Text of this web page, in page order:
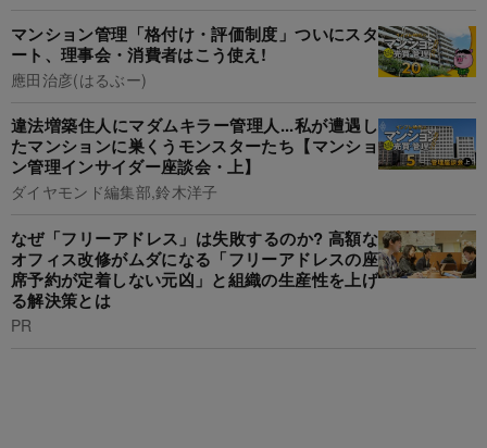
マンション管理「格付け・評価制度」ついにスタ
ート、理事会・消費者はこう使え!
應田治彦(はるぶー)
違法増築住人にマダムキラー管理人...私が遭遇し
たマンションに巣くうモンスターたち【マンショ
ン管理インサイダー座談会・上】
ダイヤモンド編集部,鈴木洋子
なぜ「フリーアドレス」は失敗するのか? 高額な
オフィス改修がムダになる「フリーアドレスの座
席予約が定着しない元凶」と組織の生産性を上げ
る解決策とは
PR